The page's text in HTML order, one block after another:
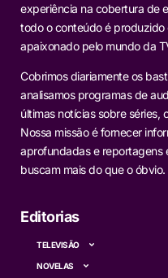
experiência na cobertura de
todo o conteúdo é produzido
apaixonado pelo mundo da
Cobrimos diariamente os
analisamos programas de
últimas notícias sobre séries,
Nossa missão é fornecer
aprofundadas e reportagens
buscam mais do que o óbvio.
Editorias
TELEVISÃO
NOVELAS